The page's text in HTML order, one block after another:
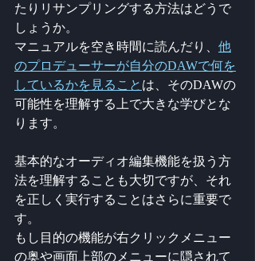
たりリサンプリングする方法はどうで
しょうか。
マニュアルを空き時間に読んだり、 他
のプロデューサーが自分のDAWで何を
しているかを見ること は、そのDAWの
可能性を理解する上で大きな学びとな
ります。
基本的なオーディオ編集機能を扱う方
法を理解することも大切ですが、それ
を正しく実行することはさらに重要で
す。
もし目的の機能が右クリックメニュー
の奥や画面上部のメニューに隠されて